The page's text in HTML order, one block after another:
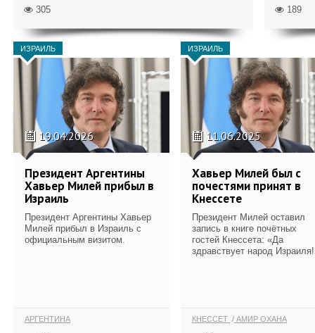
305 189
ИЗРАИЛЬ
19.04.2026
Президент Аргентины
Хавьер Милей прибыл в
Израиль
Президент Аргентины Хавьер
Милей прибыл в Израиль с
официальным визитом.
АРГЕНТИНА
ИЗРАИЛЬ
11.06.2025
Хавьер Милей был с
почестями принят в
Кнессете
Президент Милей оставил
запись в книге почётных
гостей Кнессета: «Да
здравствует народ
КНЕССЕТ АМИР ОХАНА